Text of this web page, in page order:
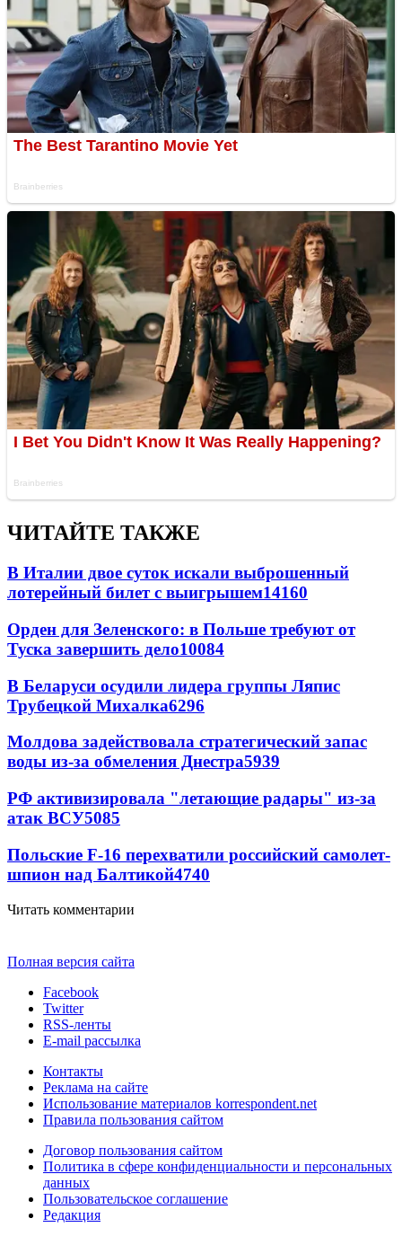
ЧИТАЙТЕ ТАКЖЕ
В Италии двое суток искали выброшенный
лотерейный билет с выигрышем14160
Орден для Зеленского: в Польше требуют от
Туска завершить дело10084
В Беларуси осудили лидера группы Ляпис
Трубецкой Михалка6296
Молдова задействовала стратегический запас
воды из-за обмеления Днестра5939
РФ активизировала "летающие радары" из-за
атак ВСУ5085
Польские F-16 перехватили российский самолет-
шпион над Балтикой4740
Читать комментарии
Полная версия сайта
Facebook
Twitter
RSS-ленты
E-mail рассылка
Контакты
Реклама на сайте
Использование материалов korrespondent.net
Правила пользования сайтом
Договор пользования сайтом
Политика в сфере конфиденциальности и персональных
данных
Пользовательское соглашение
Редакция